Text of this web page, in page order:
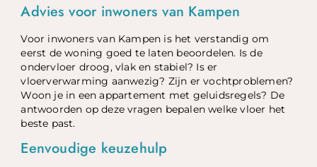
Advies voor inwoners van Kampen
Voor inwoners van Kampen is het verstandig om
eerst de woning goed te laten beoordelen. Is de
ondervloer droog, vlak en stabiel? Is er
vloerverwarming aanwezig? Zijn er vochtproblemen?
Woon je in een appartement met geluidsregels? De
antwoorden op deze vragen bepalen welke vloer het
beste past.
Eenvoudige keuzehulp